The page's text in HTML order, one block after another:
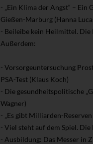
- „Ein Klima der Angst“ –
Gießen-Marburg (Hanna
- Beileibe kein Heilmittel. Die
Außerdem:
- Vorsorgeuntersuchung
PSA-Test (Klaus Koch)
- Die gesundheitspolitische
Wagner)
- „Es gibt Milliarden-
- Viel steht auf dem Spiel.
- Ausbildung: Das Messer in